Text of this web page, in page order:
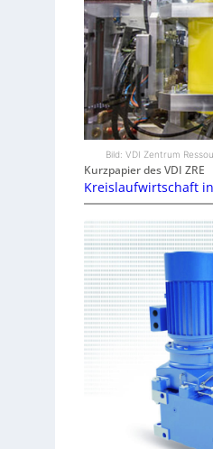
Bild: VDI Zentrum
Kurzpapier des VDI ZRE
Kreislaufwirtschaft